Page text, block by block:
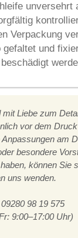
unversehrt
Verpackung
gefaltet und
Liebe zum
vor dem
am
besondere
können Sie
uns wenden.
98 19 575
9:00–17:00 Uhr)